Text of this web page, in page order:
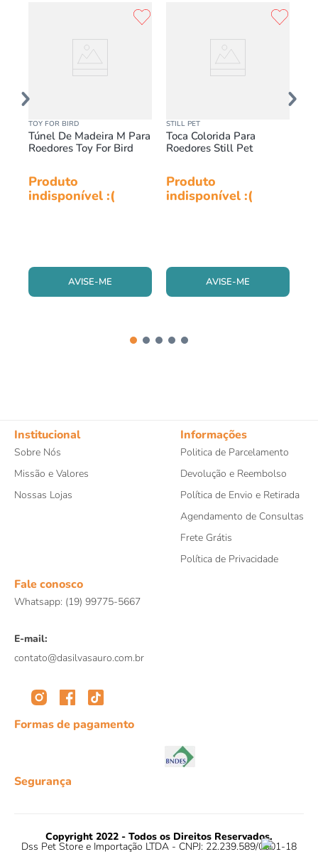
TOY FOR BIRD
Túnel De Madeira M Para
Roedores Toy For Bird
Produto
indisponível :(
AVISE-ME
STILL PET
Toca Colorida Para
Roedores Still Pet
Produto
indisponível :(
AVISE-ME
Institucional
Sobre Nós
Missão e Valores
Nossas Lojas
Informações
Politica de Parcelamento
Devolução e Reembolso
Política de Envio e Retirada
Agendamento de Consultas
Frete Grátis
Política de Privacidade
Fale conosco
Whatsapp: (19) 99775-5667
E-mail:
contato@dasilvasauro.com.br
Formas de pagamento
Segurança
Copyright 2022 - Todos os Direitos Reservados.
Dss Pet Store e Importação LTDA - CNPJ: 22.239.589/0001-18